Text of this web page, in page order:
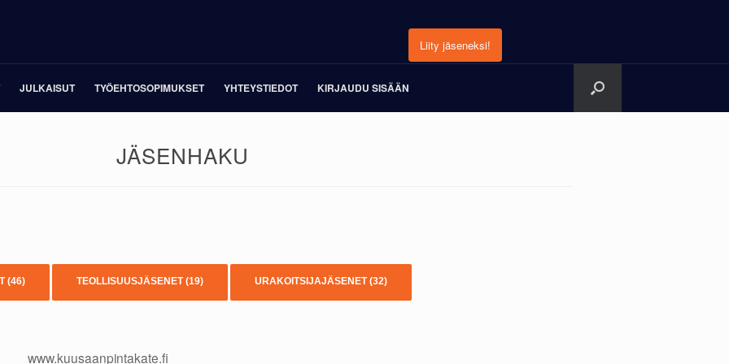
Liity jäseneksi!
JULKAISUT TYÖEHTOSOPIMUKSET YHTEYSTIEDOT KIRJAUDU SISÄÄN
JÄSENHAKU
(46) TEOLLISUUSJÄSENET(19) URAKOITSIJAJÄSENET(32)
www.kuusaanpintakate.fi